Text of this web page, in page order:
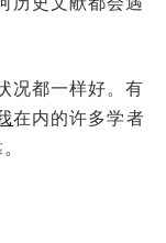
况都一样好。有
在内的许多学者